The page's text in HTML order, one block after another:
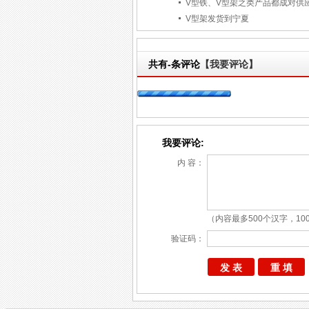
V型铁、V型架之类产品都成对供
V型架发货到宁夏
共有-条评论 【我要评论】
我要评论:
内 容：
（内容最多500个汉字，
验证码：